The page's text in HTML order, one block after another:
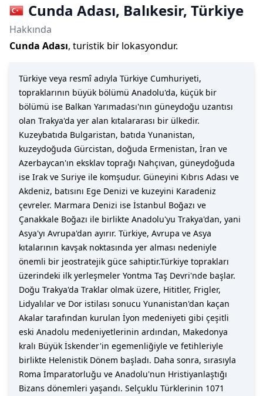
Cunda Adası, Balıkesir, Türkiye
Hakkında
Cunda Adası, turistik bir lokasyondur.
Türkiye veya resmî adıyla Türkiye Cumhuriyeti,
topraklarının büyük bölümü Anadolu'da, küçük bir
bölümü ise Balkan Yarımadası'nın güneydoğu uzantısı
olan Trakya'da yer alan kıtalararası bir ülkedir.
Kuzeybatıda Bulgaristan, batıda Yunanistan,
kuzeydoğuda Gürcistan, doğuda Ermenistan, İran ve
Azerbaycan'ın eksklav toprağı Nahçıvan, güneydoğuda
ise Irak ve Suriye ile komşudur. Güneyini Kıbrıs Adası ve
Akdeniz, batısını Ege Denizi ve kuzeyini Karadeniz
çevreler. Marmara Denizi ise İstanbul Boğazı ve
Çanakkale Boğazı ile birlikte Anadolu'yu Trakya'dan, yani
Asya'yı Avrupa'dan ayırır. Türkiye, Avrupa ve Asya
kıtalarının kavşak noktasında yer alması nedeniyle
önemli bir jeostratejik güce sahiptir.Türkiye toprakları
üzerindeki ilk yerleşmeler Yontma Taş Devri'nde başlar.
Doğu Trakya'da Traklar olmak üzere, Hititler, Frigler,
Lidyalılar ve Dor istilası sonucu Yunanistan'dan kaçan
Akalar tarafından kurulan İyon medeniyeti gibi çeşitli
eski Anadolu medeniyetlerinin ardından, Makedonya
kralı Büyük İskender'in egemenliğiyle ve fetihleriyle
birlikte Helenistik Dönem başladı. Daha sonra, sırasıyla
Roma İmparatorluğu ve Anadolu'nun Hristiyanlaştığı
Bizans dönemleri yaşandı. Selçuklu Türklerinin 1071